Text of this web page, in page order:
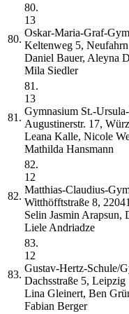
80.
80.
13
Oskar-Maria-Graf-
Keltenweg 5, Neufahrn
Daniel Bauer, Aleyna
Mila Siedler
81.
81.
13
Gymnasium St.-
Augustinerstr. 17,
Leana Kalle, Nicole
Mathilda Hansmann
82.
82.
12
Matthias-Claudius-
Witthöfftstraße 8,
Selin Jasmin Arapsun,
Liele Andriadze
83.
83.
12
Gustav-Hertz-Schule/
Dachsstraße 5, Leipzig
Lina Gleinert, Ben
Fabian Berger